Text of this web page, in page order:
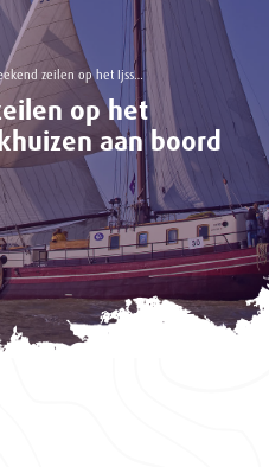
Ijsselmeer vanuit Enkhuizen aan boord van de Nirwana
op het
aan boord